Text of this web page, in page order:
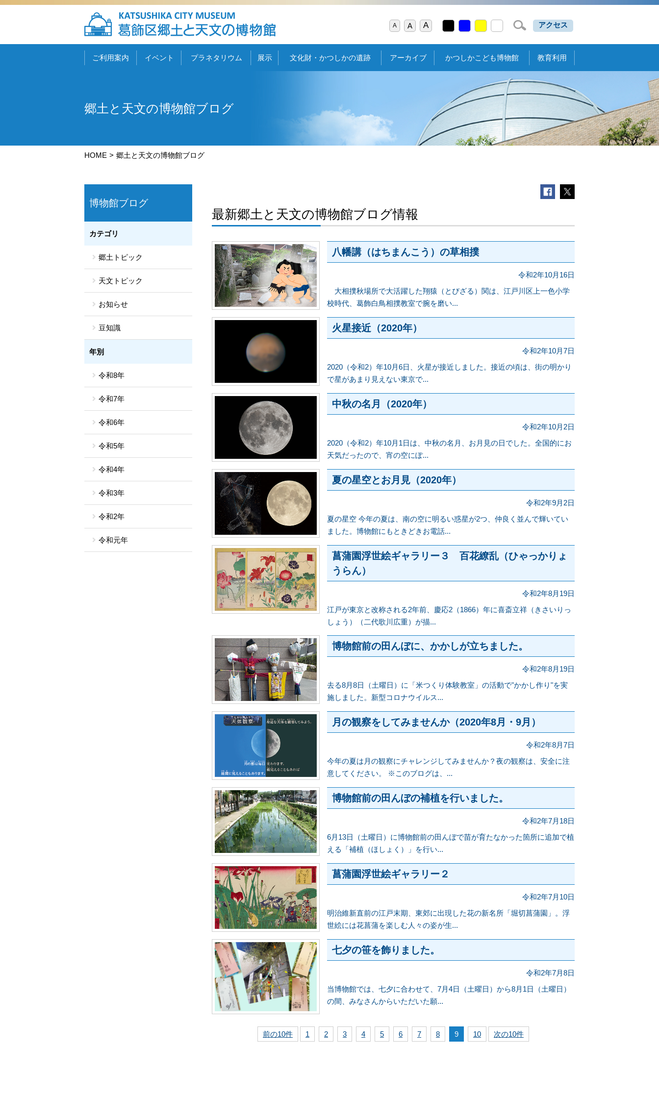
A A A アクセス
ご利用案内 イベント プラネタリウム 展示 文化財・かつしかの遺跡 アーカイブ かつしかこども博物館 教育利用
郷土と天文の博物館ブログ
HOME 郷土と天文の博物館ブログ
博物館ブログ
カテゴリ
郷土トピック
天文トピック
お知らせ
豆知識
年別
令和8年
令和7年
令和6年
令和5年
令和4年
令和3年
令和2年
令和元年
最新郷土と天文の博物館ブログ情報
八幡講（はちまんこう）の草相撲
令和2年10月16日
大相撲秋場所で大活躍した翔猿（とびざる）関は、江戸川区上一色小学
校時代、葛飾白鳥相撲教室で腕を磨い...
火星接近（2020年）
令和2年10月7日
2020（令和2）年10月6日、火星が接近しました。接近の頃は、街の明かり
で星があまり見えない東京で...
中秋の名月（2020年）
令和2年10月2日
2020（令和2）年10月1日は、中秋の名月、お月見の日でした。全国的にお
天気だったので、宵の空にぽ...
夏の星空とお月見（2020年）
令和2年9月2日
夏の星空 今年の夏は、南の空に明るい惑星が2つ、仲良く並んで輝いてい
ました。博物館にもときどきお電話...
菖蒲園浮世絵ギャラリー３ 百花繚乱（ひゃっかりょ
うらん）
令和2年8月19日
江戸が東京と改称される2年前、慶応2（1866）年に喜斎立祥（きさいりっ
しょう）（二代歌川広重）が描...
博物館前の田んぼに、かかしが立ちました。
令和2年8月19日
去る8月8日（土曜日）に「米つくり体験教室」の活動で"かかし作り"を実
施しました。新型コロナウイルス...
月の観察をしてみませんか（2020年8月・9月）
令和2年8月7日
今年の夏は月の観察にチャレンジしてみませんか？夜の観察は、安全に注
意してください。 ※このブログは、...
博物館前の田んぼの補植を行いました。
令和2年7月18日
6月13日（土曜日）に博物館前の田んぼで苗が育たなかった箇所に追加で植
える「補植（ほしょく）」を行い...
菖蒲園浮世絵ギャラリー２
令和2年7月10日
明治維新直前の江戸末期、東郊に出現した花の新名所「堀切菖蒲園」。浮
世絵には花菖蒲を楽しむ人々の姿が生...
七夕の笹を飾りました。
令和2年7月8日
当博物館では、七夕に合わせて、7月4日（土曜日）から8月1日（土曜日）
の間、みなさんからいただいた願...
前の10件 1 2 3 4 5 6 7 8 9 10 次の10件